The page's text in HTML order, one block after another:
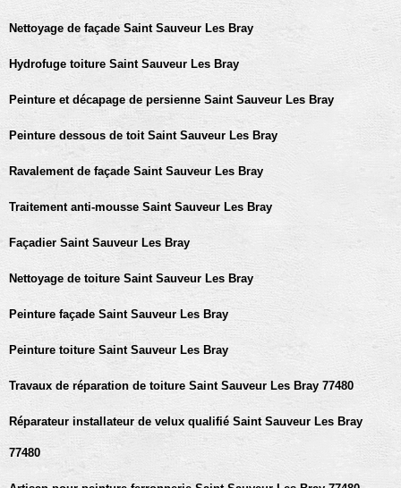
Nettoyage de façade Saint Sauveur Les Bray
Hydrofuge toiture Saint Sauveur Les Bray
Peinture et décapage de persienne Saint Sauveur Les Bray
Peinture dessous de toit Saint Sauveur Les Bray
Ravalement de façade Saint Sauveur Les Bray
Traitement anti-mousse Saint Sauveur Les Bray
Façadier Saint Sauveur Les Bray
Nettoyage de toiture Saint Sauveur Les Bray
Peinture façade Saint Sauveur Les Bray
Peinture toiture Saint Sauveur Les Bray
Travaux de réparation de toiture Saint Sauveur Les Bray 77480
Réparateur installateur de velux qualifié Saint Sauveur Les Bray
77480